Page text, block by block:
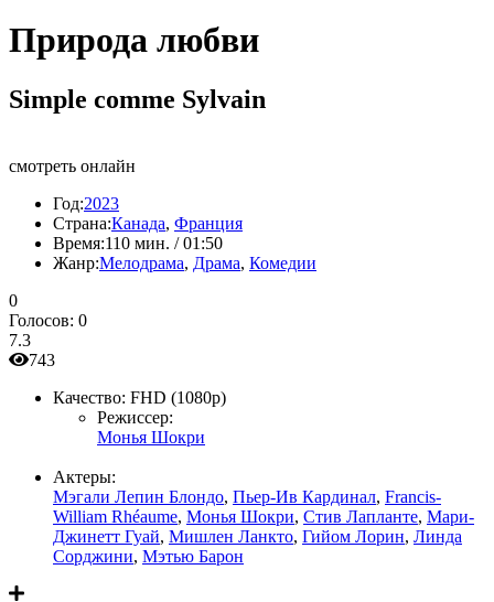
Природа любви
Simple comme Sylvain
смотреть онлайн
Год:2023
Страна:Канада, Франция
Время:110 мин. / 01:50
Жанр:Мелодрама, Драма, Комедии
0
Голосов: 0
7.3
743
Качество: FHD (1080p)
Режиссер:
Монья Шокри
Актеры:
Мэгали Лепин Блондо, Пьер-Ив Кардинал, Francis-
William Rhéaume, Монья Шокри, Стив Лапланте, Мари-
Джинетт Гуай, Мишлен Ланкто, Гийом Лорин, Линда
Сорджини, Мэтью Барон